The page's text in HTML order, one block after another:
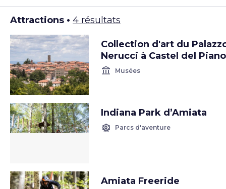
Attractions • 4 résultats
Collection d'art du
Nerucci à Castel del Piano
account_balance Musées
Indiana Park d’Amiata
attractions Parcs d'aventure
Amiata Freeride